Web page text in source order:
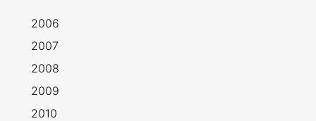
2006
2007
2008
2009
2010